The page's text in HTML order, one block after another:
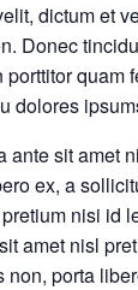
dictum et
Donec
porttitor quam
dolores
ante sit amet
ex, a
nisi id
amet nisl
non, porta